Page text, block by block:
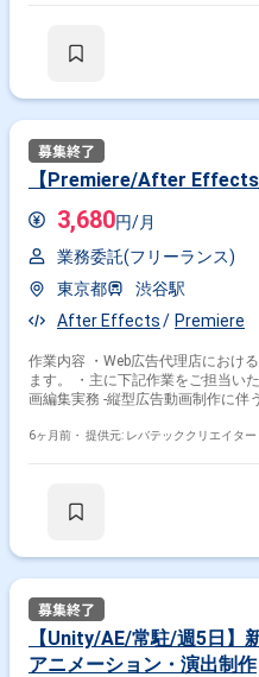
【Premiere/After
3,680円/月
業務委託(フリーランス)
東京都
渋谷駅
After Effects
Premiere
作業内容 ・Web広告代理店におけ
ます。 ・主に下記作業をご担当いただきます。 -Meta
画編集実務 -縦型広告動画制
6ヶ月前・ 提供元: レバテッククリエイター
【Unity/AE/常駐/週5日】
アニメーション・演出制作